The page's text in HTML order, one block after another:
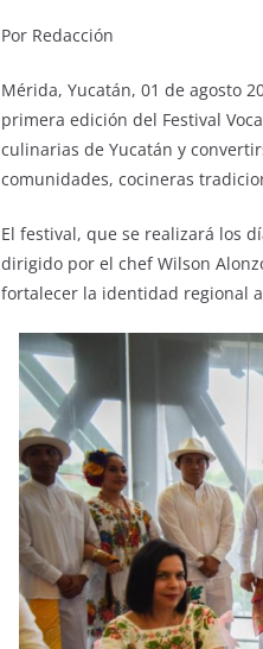
Por Redacción
Mérida, Yucatán, 01 de agosto
primera edición del Festival
culinarias de Yucatán y
comunidades, cocineras
El festival, que se realizará los
dirigido por el chef Wilson
fortalecer la identidad regional